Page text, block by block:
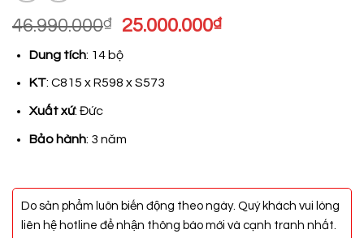
46.990.000₫
Giá
là:
46.990.000₫.
25.000.000₫Giá
Dung tích: 14 bộ
KT: C815 x R598 x S573
Xuất xứ: Đức
Bảo hành: 3 năm
Do sản phẩm luôn biến động theo ngày. Quý khách vui lòng
liên hệ hotline để nhận thông báo mới và cạnh tranh nhất.